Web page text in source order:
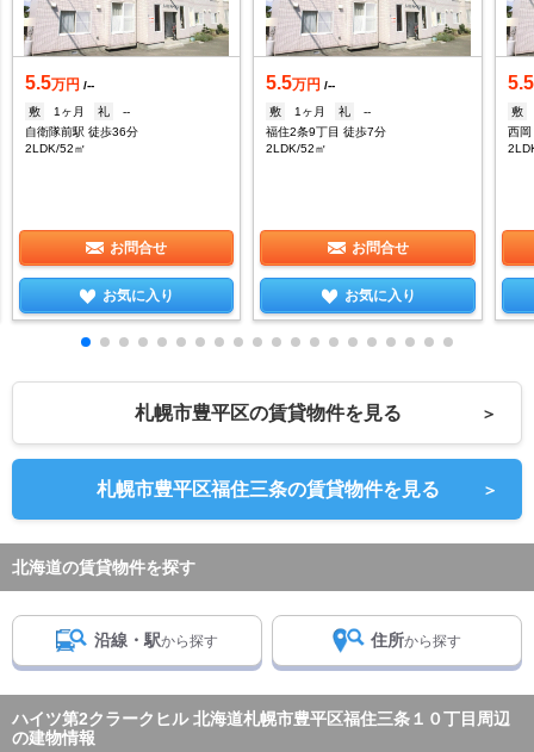
5.5万円 /--
敷
1ヶ月 礼
--
自衛隊前駅 徒歩36分
2LDK/52㎡
お問合せ
お気に入り
5.5万円 /--
敷
1ヶ月 礼
--
福住2条9丁目 徒歩7分
2LDK/52㎡
お問合せ
お気に入り
5.5
敷
西岡
札幌市豊平区の賃貸物件を見る ＞
札幌市豊平区福住三条の賃貸物件を見る ＞
北海道の賃貸物件を探す
沿線・駅から探す 住所から探す
ハイツ第2クラークヒル 北海道札幌市豊平区福住三条１０丁目周辺
の建物情報